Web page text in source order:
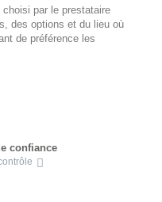
par le prestataire
des options et du lieu où
de préférence les
confiance